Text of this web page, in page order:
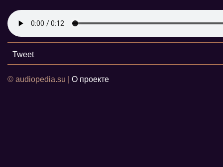
Tweet
© audiopedia.su | О проекте